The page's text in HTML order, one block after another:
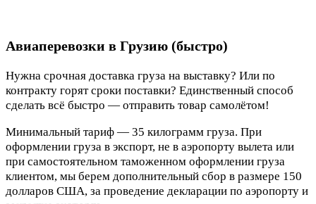
Авиаперевозки в Грузию (быстро)
Нужна срочная доставка груза на выставку? Или по
контракту горят сроки поставки? Единственный способ
сделать всё быстро — отправить товар самолётом!
Минимальный тариф — 35 килограмм груза. При
оформлении груза в экспорт, не в аэропорту вылета или
при самостоятельном таможенном оформлении груза
клиентом, мы берем дополнительный сбор в размере 150
долларов США, за проведение декларации по аэропорту и